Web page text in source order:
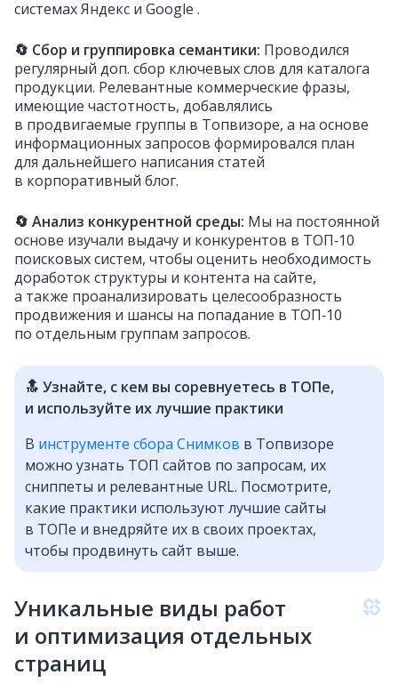
системах Яндекс и Google .
🔄 Сбор и группировка семантики: Проводился
регулярный доп. сбор ключевых слов для каталога
продукции. Релевантные коммерческие фразы,
имеющие частотность, добавлялись
в продвигаемые группы в Топвизоре, а на основе
информационных запросов формировался план
для дальнейшего написания статей
в корпоративный блог.
🔄 Анализ конкурентной среды: Мы на постоянной
основе изучали выдачу и конкурентов в ТОП‑10
поисковых систем, чтобы оценить необходимость
доработок структуры и контента на сайте,
а также проанализировать целесообразность
продвижения и шансы на попадание в ТОП‑10
по отдельным группам запросов.
🔝 Узнайте, с кем вы соревнуетесь в ТОПе,
и используйте их лучшие практики
В инструменте сбора Снимков в Топвизоре
можно узнать ТОП сайтов по запросам, их
сниппеты и релевантные URL. Посмотрите,
какие практики используют лучшие сайты
в ТОПе и внедряйте их в своих проектах,
чтобы продвинуть сайт выше.
Уникальные виды работ
и оптимизация отдельных
страниц